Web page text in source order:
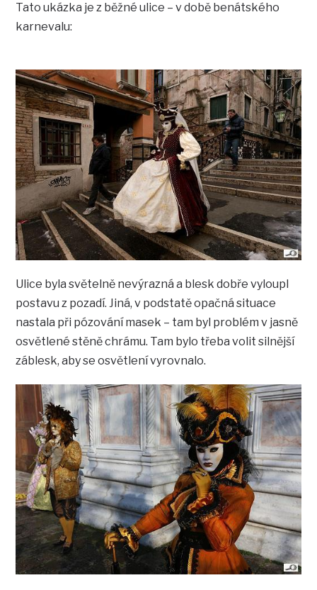
Tato ukázka je z běžné ulice – v době benátského
karnevalu:
Ulice byla světelně nevýrazná a blesk dobře vyloupl
postavu z pozadí. Jiná, v podstatě opačná situace
nastala při pózování masek – tam byl problém v jasně
osvětlené stěně chrámu. Tam bylo třeba volit silnější
záblesk, aby se osvětlení vyrovnalo.